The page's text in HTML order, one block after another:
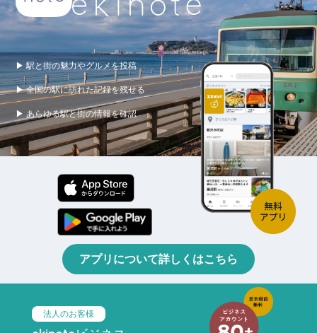
▶ 駅と街の魅力やグルメを投稿
▶ 全国の駅に訪れた記録を残せる
▶ あらゆる駅と街の情報を確認
アプリについて詳しくはこちら
法人のお客様